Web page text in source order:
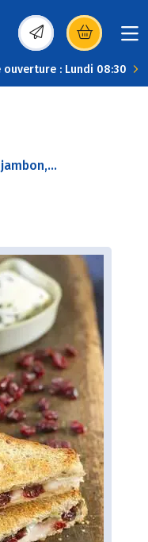
(s’ouvre dans une
ouverture : Lundi 08:30